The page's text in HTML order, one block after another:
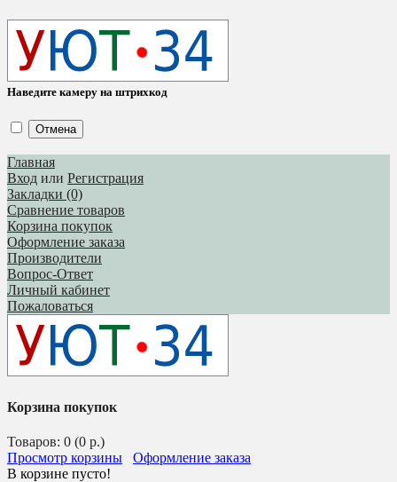
Наведите камеру на штрихкод
Отмена
Главная
Вход или Регистрация
Закладки (0)
Сравнение товаров
Корзина покупок
Оформление заказа
Производители
Вопрос-Ответ
Личный кабинет
Пожаловаться
Корзина покупок
Товаров: 0 (0 р.)
Просмотр корзины
Оформление заказа
В корзине пусто!